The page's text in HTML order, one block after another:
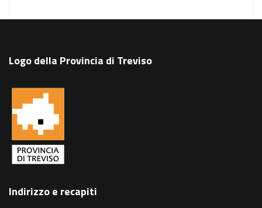
Logo della Provincia di Treviso
Indirizzo e recapiti